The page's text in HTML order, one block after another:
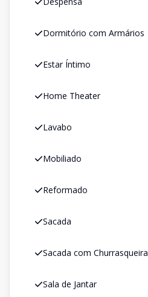
Dormitório com Armários
Estar Íntimo
Home Theater
Lavabo
Mobiliado
Reformado
Sacada
Sacada com Churrasqueira
Sala de Jantar